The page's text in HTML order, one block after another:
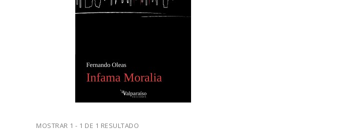
MOSTRAR 1 - 1 DE 1 RESULTADO